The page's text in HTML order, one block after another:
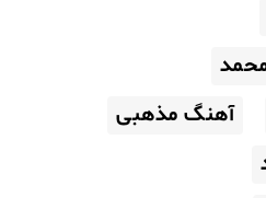
آهنگ مذهبی